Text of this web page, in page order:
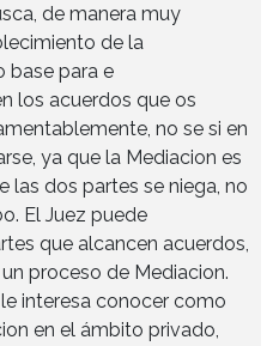
de manera muy
de la
base para e
los acuerdos que os
no se si en
ya que la Mediacion es
las dos partes se niega, no
El Juez puede
que alcancen acuerdos,
proceso de Mediacion.
interesa conocer como
en el ámbito privado,